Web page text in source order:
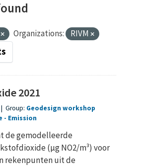
Organizations: RIVM
2021
| Group: Geodesign workshop
Emission
de gemodelleerde
(µg NO2/m³) voor
rekenpunten uit de